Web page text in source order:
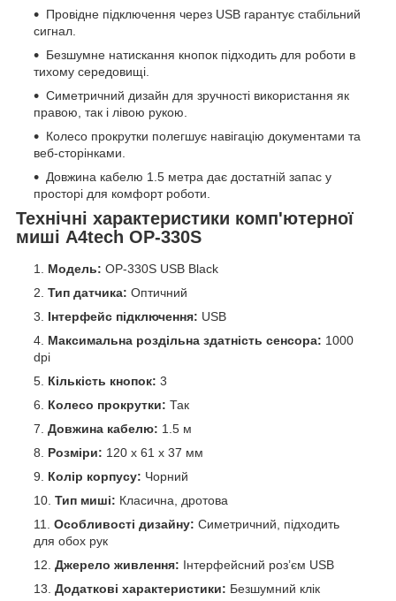
Провідне підключення через USB гарантує стабільний
сигнал.
Безшумне натискання кнопок підходить для роботи в
тихому середовищі.
Симетричний дизайн для зручності використання як
правою, так і лівою рукою.
Колесо прокрутки полегшує навігацію документами та
веб-сторінками.
Довжина кабелю 1.5 метра дає достатній запас у
просторі для комфорт роботи.
Технічні характеристики комп'ютерної
миші A4tech OP-330S
Модель: OP-330S USB Black
Тип датчика: Оптичний
Інтерфейс підключення: USB
Максимальна роздільна здатність сенсора: 1000
dpi
Кількість кнопок: 3
Колесо прокрутки: Так
Довжина кабелю: 1.5 м
Розміри: 120 х 61 х 37 мм
Колір корпусу: Чорний
Тип миші: Класична, дротова
Особливості дизайну: Симетричний, підходить
для обох рук
Джерело живлення: Інтерфейсний роз’єм USB
Додаткові характеристики: Безшумний клік